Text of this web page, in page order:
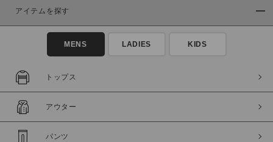
アイテムを探す
MENS LADIES KIDS
トップス
アウター
パンツ